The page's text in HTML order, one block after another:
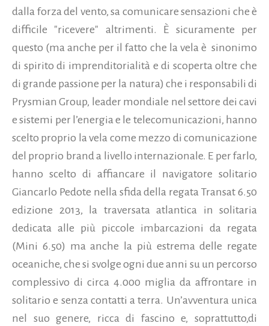
dalla forza del vento, sa comunicare sensazioni che è
difficile "ricevere" altrimenti. È sicuramente per
questo (ma anche per il fatto che la vela è sinonimo
di spirito di imprenditorialità e di scoperta oltre che
di grande passione per la natura) che i responsabili di
Prysmian Group, leader mondiale nel settore dei cavi
e sistemi per l’energia e le telecomunicazioni, hanno
scelto proprio la vela come mezzo di comunicazione
del proprio brand a livello internazionale. E per farlo,
hanno scelto di affiancare il navigatore solitario
Giancarlo Pedote nella sfida della regata Transat 6.50
edizione 2013, la traversata atlantica in solitaria
dedicata alle più piccole imbarcazioni da regata
(Mini 6.50) ma anche la più estrema delle regate
oceaniche, che si svolge ogni due anni su un percorso
complessivo di circa 4.000 miglia da affrontare in
solitario e senza contatti a terra. Un’avventura unica
nel suo genere, ricca di fascino e, soprattutto,di